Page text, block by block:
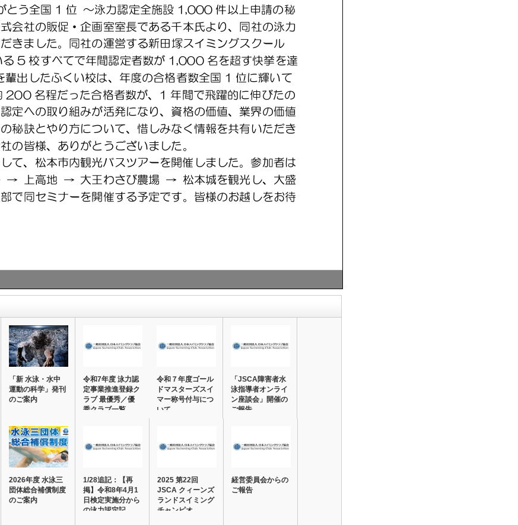
「新 水泳・水中
運動の科学」発刊
のご案内
令和7年度 泳力認
定事業推進登録ク
ラブ 最優秀／優
秀クラブ一覧
令和７年度ゴール
ドマスターズスイ
マー称号付与につ
いて
「JSCA障害者水
泳指導者オンライ
ン座談会」開催の
ご報告
2026年度 水泳三
団体総合補償制度
のご案内
1/28追記：【再
掲】令和8年4月1
日検定実施分から
の泳力認定記…
2025 第22回
JSCA クィーンズ
ランドスイミング
チャンピオ…
経営委員会からの
ご報告